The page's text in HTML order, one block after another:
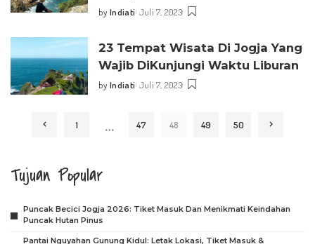
Posted
by Indiati Juli 7, 2023
23 Tempat Wisata Di Jogja Yang
Wajib DiKunjungi Waktu Liburan
Posted
by Indiati Juli 7, 2023
1 … 47 48 49 50
Tujuan Popular
Puncak Becici Jogja 2026: Tiket Masuk Dan Menikmati Keindahan
Puncak Hutan Pinus
Pantai Nguyahan Gunung Kidul: Letak Lokasi, Tiket Masuk &